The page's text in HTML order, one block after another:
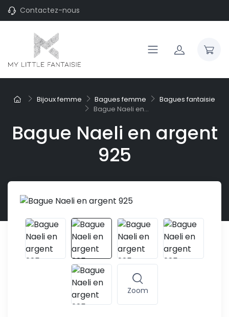
Contactez-nous
Bijoux femme Bagues femme
Bagues fantaisie
Bague Naeli en...
Bague Naeli en argent
925
Zoom